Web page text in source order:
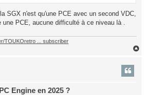
SGX n'est qu'une PCE avec un second VDC,
PCE, aucune difficulté à ce niveau là .
TOUKOretro ... subscriber
Engine en 2025 ?